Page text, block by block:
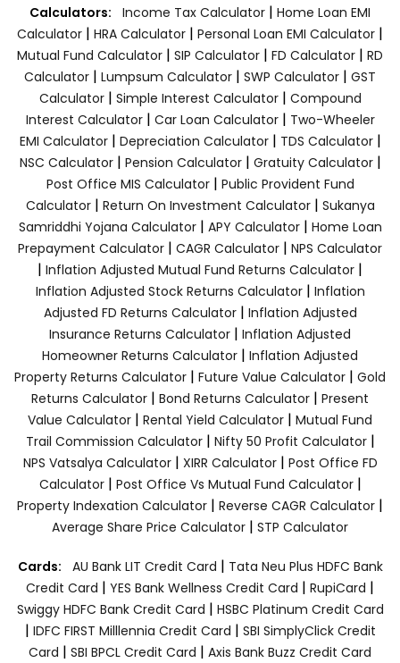
Calculators: Income Tax Calculator | Home Loan EMI
Calculator | HRA Calculator | Personal Loan EMI Calculator |
Mutual Fund Calculator | SIP Calculator | FD Calculator | RD
Calculator | Lumpsum Calculator | SWP Calculator | GST
Calculator| Simple Interest Calculator| Compound
Interest Calculator| Car Loan Calculator| Two-Wheeler
EMI Calculator| Depreciation Calculator| TDS Calculator|
NSC Calculator| Pension Calculator| Gratuity Calculator|
Post Office MIS Calculator| Public Provident Fund
Calculator| Return On Investment Calculator| Sukanya
Samriddhi Yojana Calculator| APY Calculator| Home Loan
Prepayment Calculator | CAGR Calculator | NPS Calculator
| Inflation Adjusted Mutual Fund Returns Calculator |
Inflation Adjusted Stock Returns Calculator| Inflation
Adjusted FD Returns Calculator| Inflation Adjusted
Insurance Returns Calculator | Inflation Adjusted
Homeowner Returns Calculator | Inflation Adjusted
Property Returns Calculator | Future Value Calculator | Gold
Returns Calculator | Bond Returns Calculator | Present
Value Calculator | Rental Yield Calculator | Mutual Fund
Trail Commission Calculator| Nifty 50 Profit Calculator|
NPS Vatsalya Calculator| XIRR Calculator| Post Office FD
Calculator| Post Office Vs Mutual Fund Calculator|
Property Indexation Calculator | Reverse CAGR Calculator |
Average Share Price Calculator | STP Calculator
Cards: AU Bank LIT Credit Card | Tata Neu Plus HDFC Bank
Credit Card | YES Bank Wellness Credit Card | RupiCard |
Swiggy HDFC Bank Credit Card | HSBC Platinum Credit Card
| IDFC FIRST Milllennia Credit Card | SBI SimplyClick Credit
Card | SBI BPCL Credit Card | Axis Bank Buzz Credit Card